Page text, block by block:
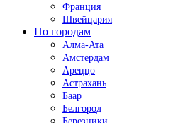
Франция
Швейцария
По городам
Алма-Ата
Амстердам
Ареццо
Астрахань
Баар
Белгород